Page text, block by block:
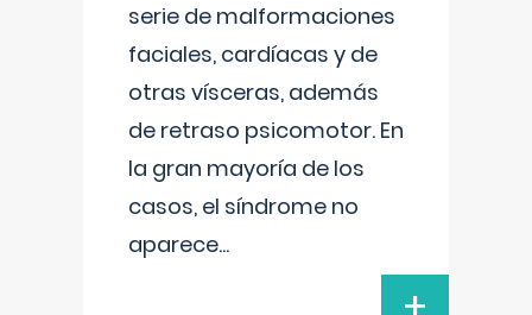
serie de malformaciones
faciales, cardíacas y de
otras vísceras, además
de retraso psicomotor. En
la gran mayoría de los
casos, el síndrome no
aparece...